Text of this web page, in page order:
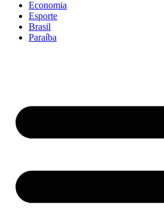
Economia
Esporte
Brasil
Paraíba